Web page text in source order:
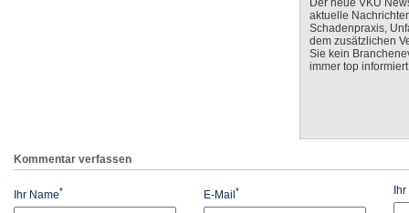
Der neue VKU
aktuelle
Schadenpraxis,
dem zusätzlichen
Sie kein
immer top
Kommentar verfassen
Ihr Name* E-Mail *